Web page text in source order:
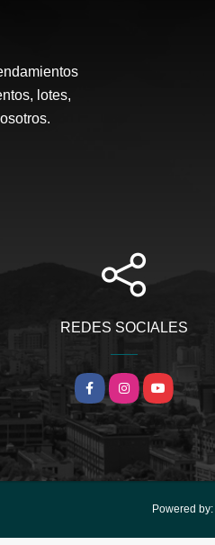
lotes,
REDES SOCIALES
FacebookInstagramYouTube
Powered by: